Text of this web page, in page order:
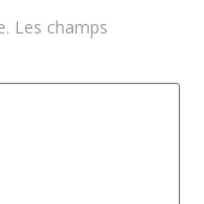
Les champs